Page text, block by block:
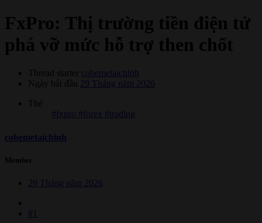
FxPro: Thị trường tiền điện tử
phá vỡ mức hỗ trợ then chốt
Thread starter
cobemetaichinh
Ngày bắt đầu
29 Tháng năm 2026
Thẻ
#fxpro #forex #trading
cobemetaichinh
Member
29 Tháng năm 2026
#1